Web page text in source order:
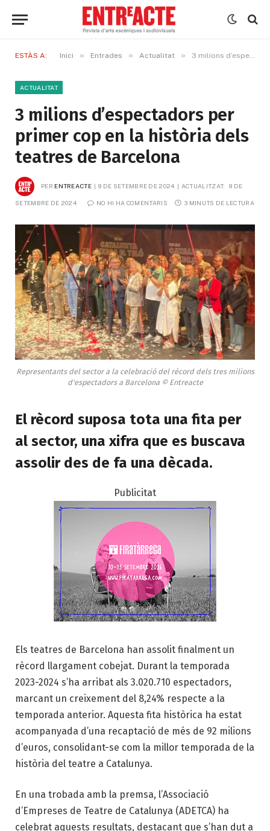
ESTÀS A: Inici » Entrades » Actualitat » 3 milions d’espectadors per primer cop en la història dels teatres de Barcelona
ACTUALITAT
3 milions d’espectadors per
primer cop en la història dels
teatres de Barcelona
PER ENTREACTE 9 DE SETEMBRE DE 2024 ACTUALITZAT: 9 DE
SETEMBRE DE 2024 NO HI HA COMENTARIS 3 MINUTS DE LECTURA
Representants del sector a la celebració del rècord dels tres milions
d'espectadors a Barcelona © Entreacte
El rècord suposa tota una fita per
al sector, una xifra que es buscava
assolir des de fa una dècada.
Publicitat
Els teatres de Barcelona han assolit finalment un
rècord llargament cobejat. Durant la temporada
2023-2024 s’ha arribat als 3.020.710 espectadors,
marcant un creixement del 8,24% respecte a la
temporada anterior. Aquesta fita històrica ha estat
acompanyada d’una recaptació de més de 92 milions
d’euros, consolidant-se com la millor temporada de la
història del teatre a Catalunya.
En una trobada amb la premsa, l’Associació
d’Empreses de Teatre de Catalunya (ADETCA) ha
celebrat aquests resultats, destacant que s’han dut a